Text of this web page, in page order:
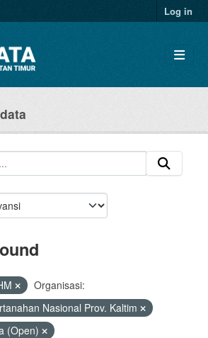
Log in
Organisasi:
Nasional Prov. Kaltim
(Open)